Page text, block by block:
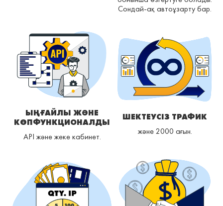
Сондай-ақ автоұзарту бар.
ЫҢҒАЙЛЫ ЖӘНЕ
КӨПФУНКЦИОНАЛДЫ
API және жеке кабинет.
ШЕКТЕУСІЗ ТРАФИК
және 2000 ағын.